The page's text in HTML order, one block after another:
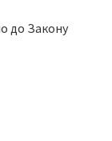
до Закону